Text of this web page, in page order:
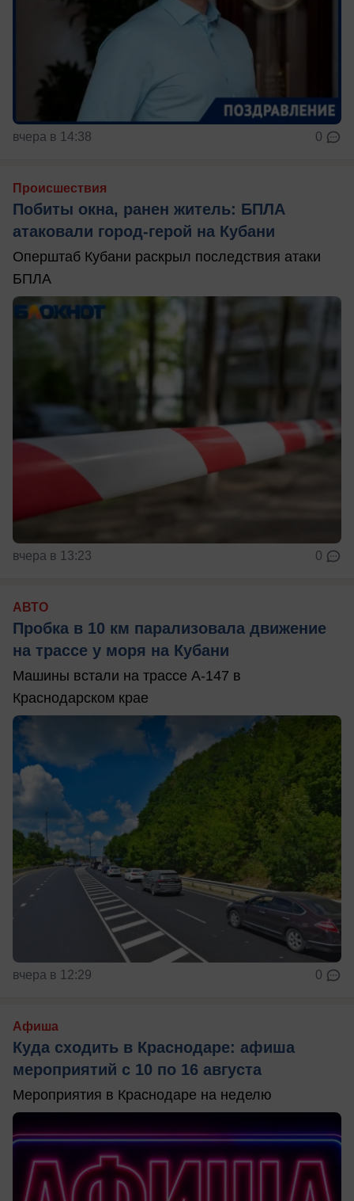
вчера в 14:38 0
Происшествия
Побиты окна, ранен житель: БПЛА
атаковали город-герой на Кубани
Оперштаб Кубани раскрыл последствия атаки
БПЛА
вчера в 13:23 0
АВТО
Пробка в 10 км парализовала движение
на трассе у моря на Кубани
Машины встали на трассе А-147 в
Краснодарском крае
вчера в 12:29 0
Афиша
Куда сходить в Краснодаре: афиша
мероприятий с 10 по 16 августа
Мероприятия в Краснодаре на неделю